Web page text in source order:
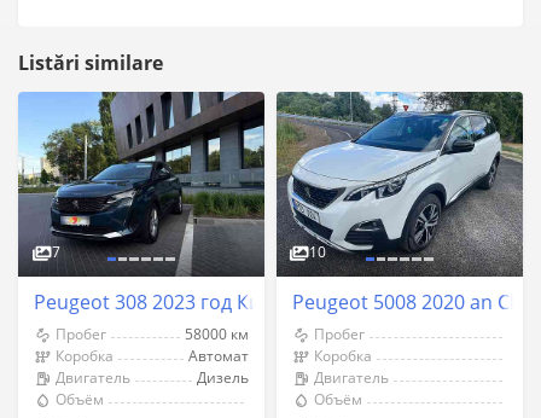
Listări similare
7
Peugeot 308 2023 год Кишинёв
Пробег
58000 км
Коробка
Автомат
Двигатель
Дизель
Объём
10
Peugeot 5008 2020 an
Пробег
Коробка
Двигатель
Объём